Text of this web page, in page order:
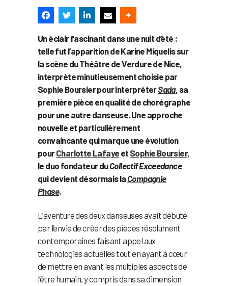
Un éclair fascinant dans une nuit d’été :
telle fut l’apparition de Karine Miquelis sur
la scène du Théâtre de Verdure de Nice,
interprète minutieusement choisie par
Sophie Boursier pour interpréterSada, sa
première pièce en qualité de chorégraphe
pour une autre danseuse. Une approche
nouvelle et particulièrement
convaincante qui marque une évolution
pourCharlotte Lafaye et Sophie Boursier,
le duo fondateur duCollectif Exceedance
qui devient désormais la Compagnie
Phase.
L’aventure des deux danseuses avait débuté
par l’envie de créer des pièces résolument
contemporaines faisant appel aux
technologies actuelles tout en ayant à cœur
de mettre en avant les multiples aspects de
l’être humain, y compris dans sa dimension